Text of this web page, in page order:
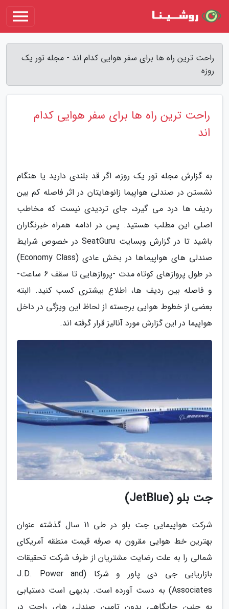
راحت ترین راه ها برای سفر هوایی کدام اند - مجله تور یک
روزه
راحت ترین راه ها برای سفر هوایی کدام
اند
به گزارش مجله تور یک روزه، اگر قد بلندی دارید یا هنگام
نشستن در صندلی هواپیما زانوهایتان در اثر فاصله کم بین
ردیف ها درد می گیرد، جای تردیدی نیست که مخاطب
اصلی این مطلب هستید. پس در ادامه همراه خبرنگاران
باشید تا در گزارش وبسایت SeatGuru در خصوص شرایط
صندلی های هواپیماها در بخش عادی (Economy Class)
در طول پروازهای کوتاه مدت -پروازهایی تا سقف 6 ساعت-
و فاصله بین ردیف ها، اطلاع بیشتری کسب کنید. البته
بعضی از خطوط هوایی برجسته از لحاظ این ویژگی در داخل
هواپیما در این گزارش مورد آنالیز قرار گرفته اند.
جت بلو (JetBlue)
شرکت هواپیمایی جت بلو در طی 11 سال گذشته عنوان
بهترین خط هوایی مقرون به صرفه قیمت منطقه آمریکای
شمالی را به علت رضایت مشتریان از طرف شرکت تحقیقات
بازاریابی جی دی پاور و شرکا (J.D. Power and
Associates) به دست آورده است. بدیهی است دستیابی